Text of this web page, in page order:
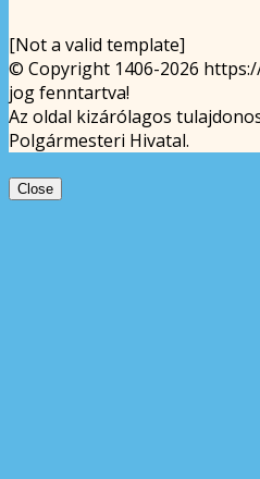
[Not a valid template]
© Copyright 1406-2026
jog fenntartva!
Az oldal kizárólagos
Polgármesteri Hivatal.
Close